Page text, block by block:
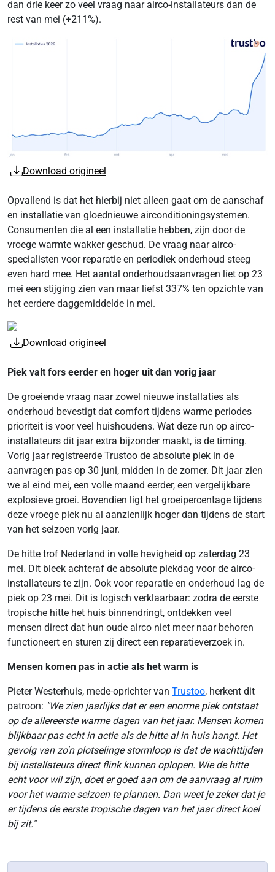
dan drie keer zo veel vraag naar airco-installateurs dan de
rest van mei (+211%).
Download origineel
Opvallend is dat het hierbij niet alleen gaat om de aanschaf
en installatie van gloednieuwe airconditioningsystemen.
Consumenten die al een installatie hebben, zijn door de
vroege warmte wakker geschud. De vraag naar airco-
specialisten voor reparatie en periodiek onderhoud steeg
even hard mee. Het aantal onderhoudsaanvragen liet op 23
mei een stijging zien van maar liefst 337% ten opzichte van
het eerdere daggemiddelde in mei.
Download origineel
Piek valt fors eerder en hoger uit dan vorig jaar
De groeiende vraag naar zowel nieuwe installaties als
onderhoud bevestigt dat comfort tijdens warme periodes
prioriteit is voor veel huishoudens. Wat deze run op airco-
installateurs dit jaar extra bijzonder maakt, is de timing.
Vorig jaar registreerde Trustoo de absolute piek in de
aanvragen pas op 30 juni, midden in de zomer. Dit jaar zien
we al eind mei, een volle maand eerder, een vergelijkbare
explosieve groei. Bovendien ligt het groeipercentage tijdens
deze vroege piek nu al aanzienlijk hoger dan tijdens de start
van het seizoen vorig jaar.
De hitte trof Nederland in volle hevigheid op zaterdag 23
mei. Dit bleek achteraf de absolute piekdag voor de airco-
installateurs te zijn. Ook voor reparatie en onderhoud lag de
piek op 23 mei. Dit is logisch verklaarbaar: zodra de eerste
tropische hitte het huis binnendringt, ontdekken veel
mensen direct dat hun oude airco niet meer naar behoren
functioneert en sturen zij direct een reparatieverzoek in.
Mensen komen pas in actie als het warm is
Pieter Westerhuis, mede-oprichter van Trustoo, herkent dit
patroon: "We zien jaarlijks dat er een enorme piek ontstaat
op de allereerste warme dagen van het jaar. Mensen komen
blijkbaar pas echt in actie als de hitte al in huis hangt. Het
gevolg van zo'n plotselinge stormloop is dat de wachttijden
bij installateurs direct flink kunnen oplopen. Wie de hitte
echt voor wil zijn, doet er goed aan om de aanvraag al ruim
voor het warme seizoen te plannen. Dan weet je zeker dat je
er tijdens de eerste tropische dagen van het jaar direct koel
bij zit."